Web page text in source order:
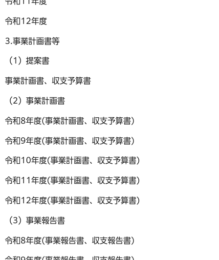
令和12年度
3.事業計画書等
（1）提案書
事業計画書、収支予算書
（2）事業計画書
令和8年度(事業計画書、収支予算書)
令和9年度(事業計画書、収支予算書)
令和10年度(事業計画書、収支予算書)
令和11年度(事業計画書、収支予算書)
令和12年度(事業計画書、収支予算書)
（3）事業報告書
令和8年度(事業報告書、収支報告書)